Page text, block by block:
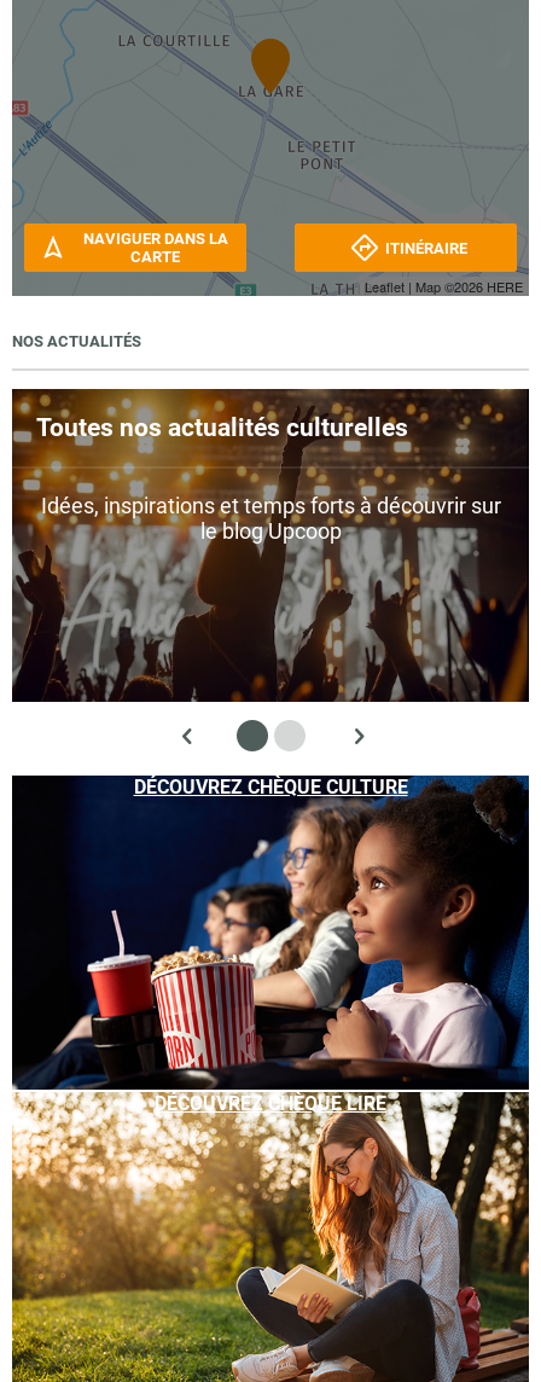
Leaflet | Map ©2026 HERE
NAVIGUER DANS LA
CARTE
ITINÉRAIRE
NOS ACTUALITÉS
Toutes nos actualités culturelles
Idées, inspirations et temps forts à découvrir sur
le blog Upcoop
DÉCOUVREZ CHÈQUE CULTURE
DÉCOUVREZ CHÈQUE LIRE